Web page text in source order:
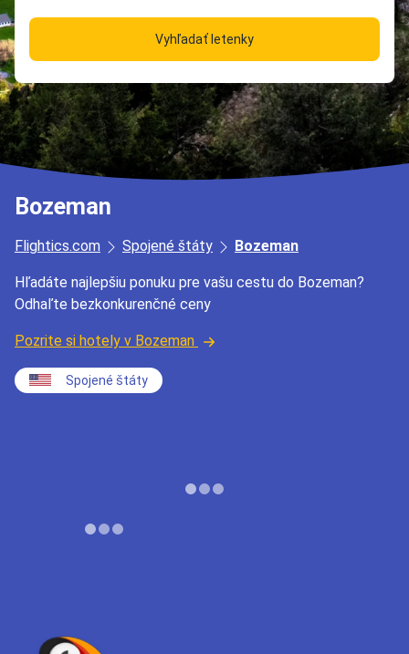
Vyhľadať letenky
Bozeman
Flightics.com Spojené štáty Bozeman
Hľadáte najlepšiu ponuku pre vašu cestu do Bozeman?
Odhaľte bezkonkurenčné ceny
Pozrite si hotely v Bozeman
Spojené štáty